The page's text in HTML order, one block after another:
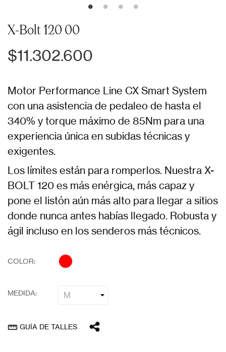
X-Bolt 120 00
$11.302.600
Motor Performance Line CX Smart System
con una asistencia de pedaleo de hasta el
340% y torque máximo de 85Nm para una
experiencia única en subidas técnicas y
exigentes.
Los límites están para romperlos. Nuestra X-
BOLT 120 es más enérgica, más capaz y
pone el listón aún más alto para llegar a sitios
donde nunca antes habías llegado. Robusta y
ágil incluso en los senderos más técnicos.
COLOR:
MEDIDA:
straighten GUÍA DE TALLES